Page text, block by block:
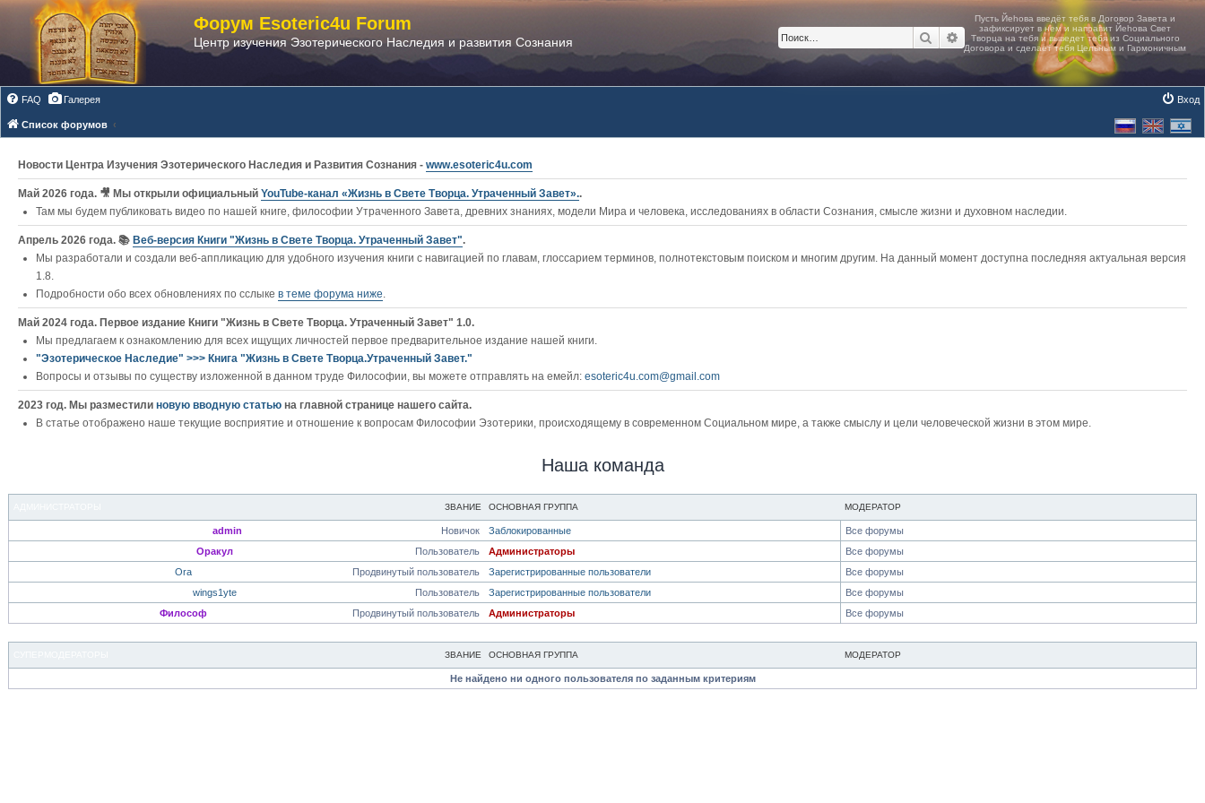
Форум Esoteric4u Forum
Центр изучения Эзотерического Наследия и развития Сознания Поиск Расширенный поиск
FAQ Галерея Вход
Список форумов
Новости Центра Изучения Эзотерического Наследия и Развития Сознания - www.esoteric4u.com
Май 2026 года. 🎥 Мы открыли официальный YouTube‑канал «Жизнь в Свете Творца. Утраченный Завет»..
Там мы будем публиковать видео по нашей книге, философии Утраченного Завета, древних знаниях, модели Мира и человека, исследованиях в области Сознания, смысле жизни и духовном наследии.
Апрель 2026 года. 📚 Веб-версия Книги "Жизнь в Свете Творца. Утраченный Завет".
Мы разработали и создали веб-аппликацию для удобного изучения книги c навигацией по главам, глоссарием терминов, полнотекстовым поиском и многим другим. На данный момент доступна последняя актуальная версия
1.8.
Подробности обо всех обновлениях по сслыке в теме форума ниже.
Май 2024 года. Первое издание Книги "Жизнь в Свете Творца. Утраченный Завет" 1.0.
Мы предлагаем к ознакомлению для всех ищущих личностей первое предварительное издание нашей книги.
"Эзотерическое Наследие" >>> Книга "Жизнь в Свете Творца.Утраченный Завет."
Вопросы и отзывы по существу изложенной в данном труде Философии, вы можете отправлять на емейл: esoteric4u.com@gmail.com
2023 год. Мы разместили новую вводную статью на главной странице нашего сайта.
В статье отображено наше текущие восприятие и отношение к вопросам Философии Эзотерики, происходящему в современном Социальном мире, а также смыслу и цели человеческой жизни в этом мире.
Наша команда
ЗВАНИЕ ОСНОВНАЯ ГРУППА МОДЕРАТОР
Новичок
admin Заблокированные
Все форумы
Пользователь
Оракул Администраторы
Все форумы
Продвинутый пользователь
Ora Зарегистрированные пользователи
Все форумы
Пользователь
wings1yte Зарегистрированные пользователи
Все форумы
Продвинутый пользователь
Философ Администраторы Все форумы
ЗВАНИЕ ОСНОВНАЯ ГРУППА МОДЕРАТОР
Не найдено ни одного пользователя по заданным критериям